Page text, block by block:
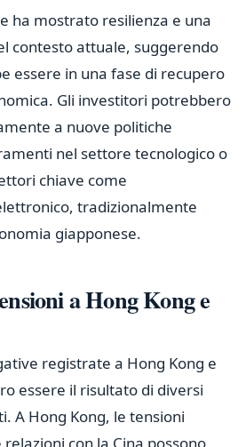
ha mostrato resilienza e una
contesto attuale, suggerendo
essere in una fase di recupero
Gli investitori potrebbero
a nuove politiche
nel settore tecnologico o
chiave come
tradizionalmente
giapponese.
a Hong Kong e
registrate a Hong Kong e
essere il risultato di diversi
A Hong Kong, le tensioni